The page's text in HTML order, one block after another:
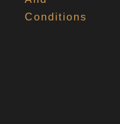
Conditions